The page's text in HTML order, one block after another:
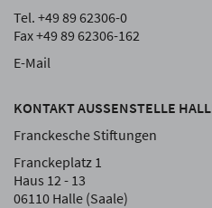
Tel. +49 89 62306-0
Fax +49 89 62306-162
E-Mail
KONTAKT AUSSENSTELLE HALLE
Franckesche Stiftungen
Franckeplatz 1
Haus 12 - 13
06110 Halle (Saale)